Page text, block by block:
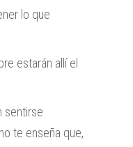
lo que
estarán allí el
sentirse
te enseña que,